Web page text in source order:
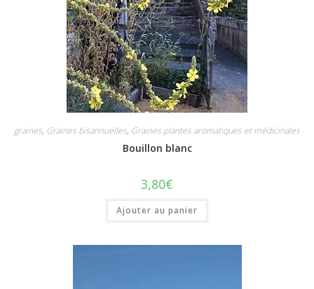
graines, Graines bisannuelles, Graines plantes aromatiques et médicinales
Bouillon blanc
3,80€
Ajouter au panier